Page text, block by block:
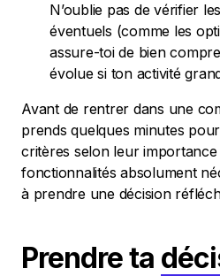
N’oublie pas de vérifier
éventuels (comme les
assure-toi de bien
évolue si ton activité
Avant de rentrer dans une
prends quelques minutes
critères selon leur
fonctionnalités absolument
à prendre une décision
Prendre ta